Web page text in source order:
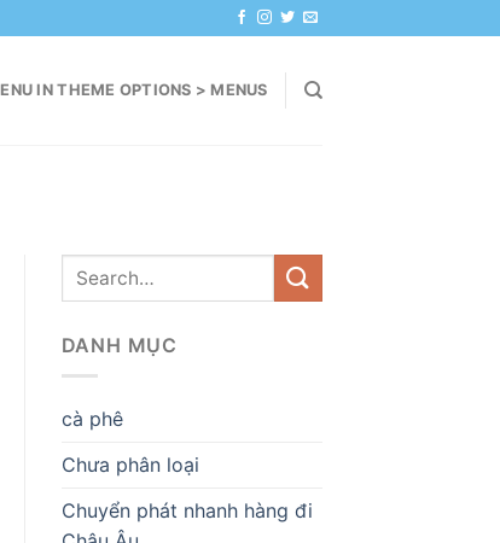
IN THEME OPTIONS > MENUS
DANH MỤC
cà phê
Chưa phân loại
Chuyển phát nhanh hàng đi